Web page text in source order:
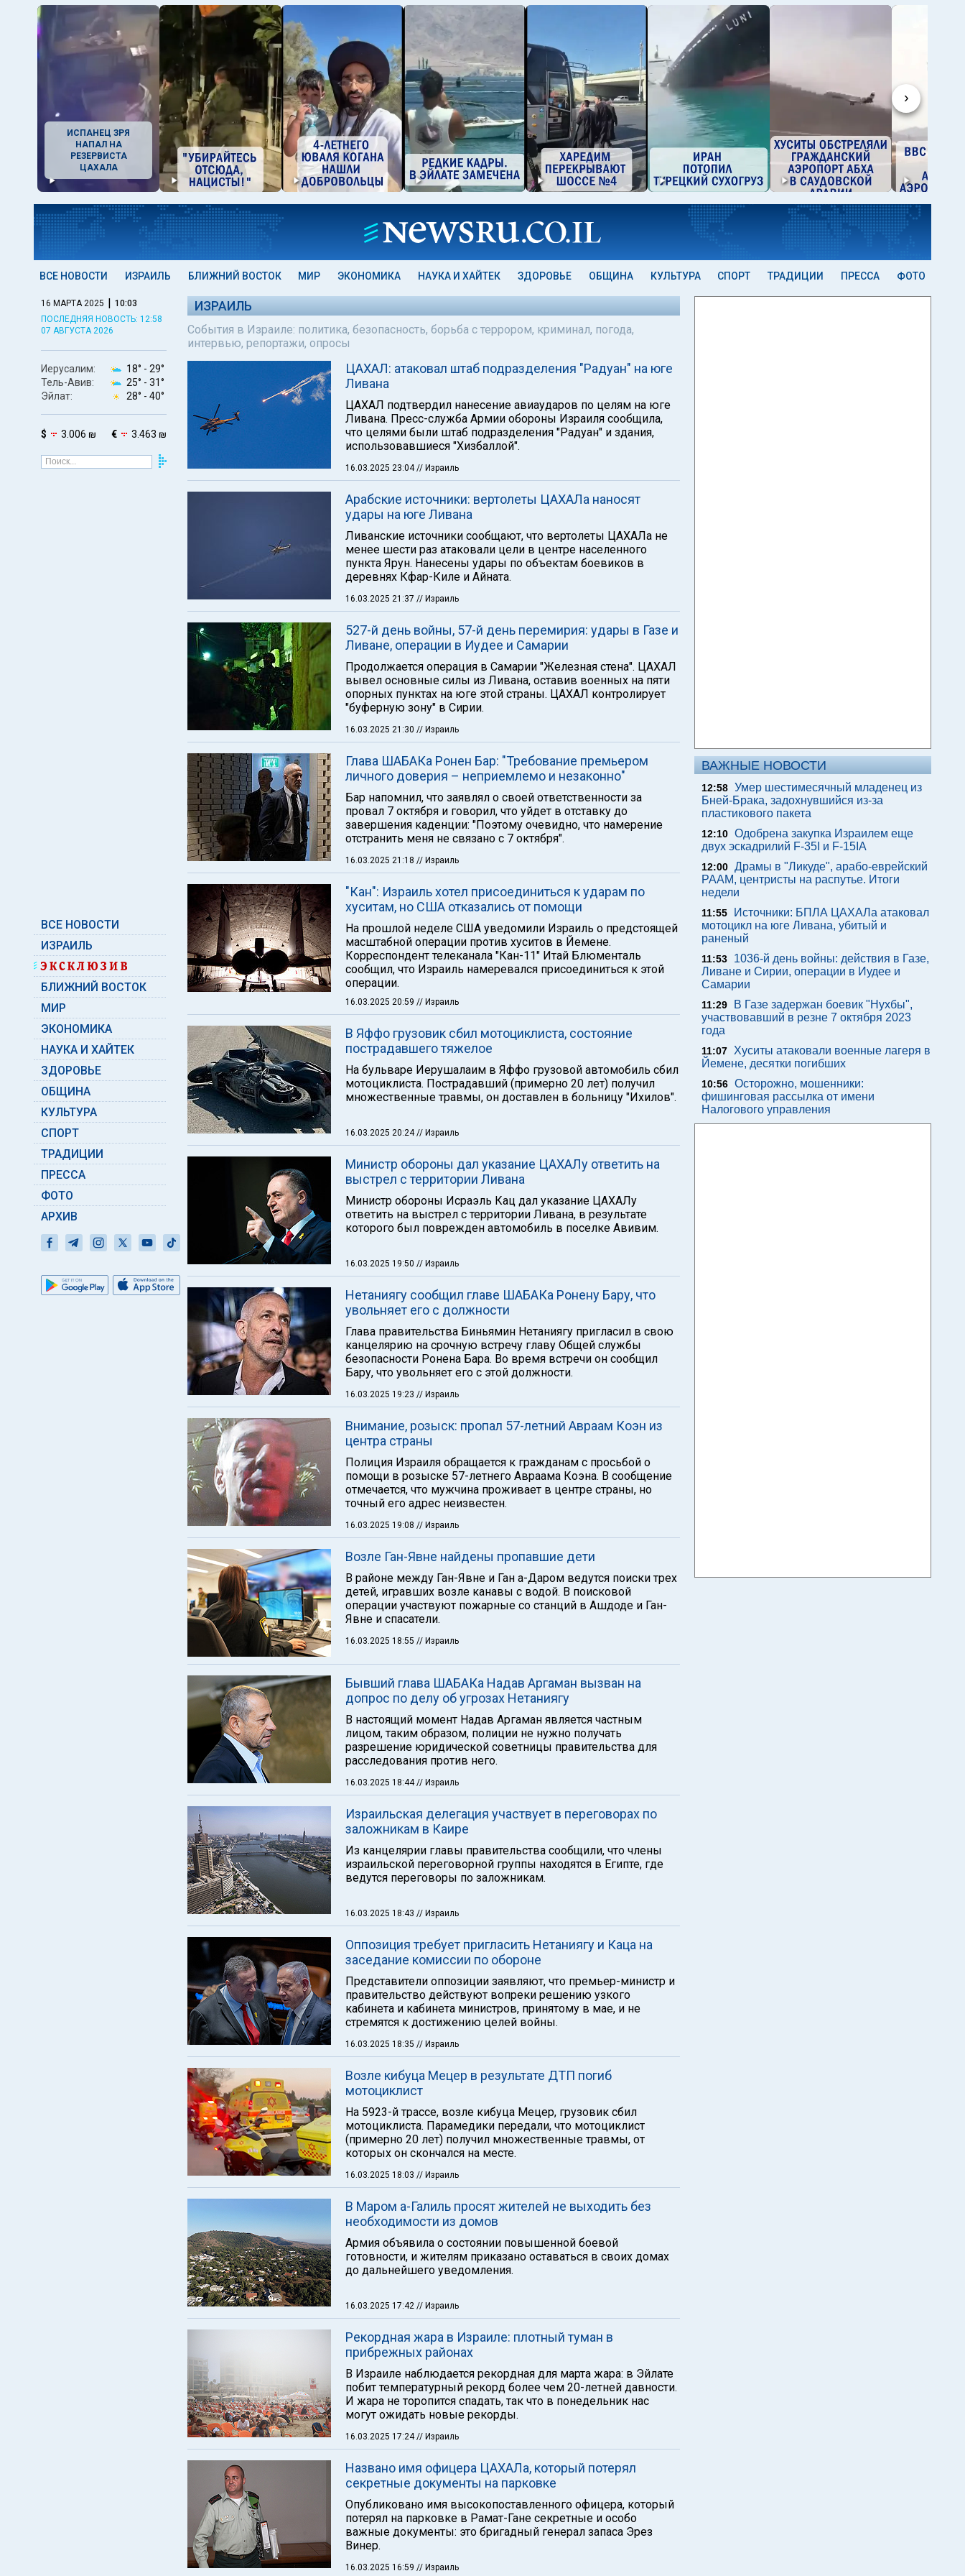
›
ИСПАНЕЦ ЗРЯ
НАПАЛ НА
РЕЗЕРВИСТА
ЦАХАЛА
ВСЕ НОВОСТИ ИЗРАИЛЬ БЛИЖНИЙ ВОСТОК МИР ЭКОНОМИКА НАУКА И ХАЙТЕК ЗДОРОВЬЕ ОБЩИНА КУЛЬТУРА СПОРТ ТРАДИЦИИ ПРЕССА ФОТО
16 МАРТА 2025 | 10:03
ПОСЛЕДНЯЯ НОВОСТЬ: 12:58
07 АВГУСТА 2026
Иерусалим: 18° - 29°
Тель-Авив:
25° - 31°
Эйлат:
28° - 40°
$ 3.006 ₪ € 3.463 ₪
ВСЕ НОВОСТИ
ИЗРАИЛЬ
БЛИЖНИЙ ВОСТОК
МИР
ЭКОНОМИКА
НАУКА И ХАЙТЕК
ЗДОРОВЬЕ
ОБЩИНА
КУЛЬТУРА
СПОРТ
ТРАДИЦИИ
ПРЕССА
ФОТО
АРХИВ
ИЗРАИЛЬ
События в Израиле: политика, безопасность, борьба с террором, криминал, погода,
интервью, репортажи, опросы
ЦАХАЛ: атаковал штаб подразделения "Радуан" на юге
Ливана
ЦАХАЛ подтвердил нанесение авиаударов по целям на юге
Ливана. Пресс-служба Армии обороны Израиля сообщила,
что целями были штаб подразделения "Радуан" и здания,
использовавшиеся "Хизбаллой".
16.03.2025 23:04// Израиль
Арабские источники: вертолеты ЦАХАЛа наносят
удары на юге Ливана
Ливанские источники сообщают, что вертолеты ЦАХАЛа не
менее шести раз атаковали цели в центре населенного
пункта Ярун. Нанесены удары по объектам боевиков в
деревнях Кфар-Киле и Айната.
16.03.2025 21:37 // Израиль
527-й день войны, 57-й день перемирия: удары в Газе и
Ливане, операции в Иудее и Самарии
Продолжается операция в Самарии "Железная стена". ЦАХАЛ
вывел основные силы из Ливана, оставив военных на пяти
опорных пунктах на юге этой страны. ЦАХАЛ контролирует
"буферную зону" в Сирии.
16.03.2025 21:30 // Израиль
Глава ШАБАКа Ронен Бар: "Требование премьером
личного доверия – неприемлемо и незаконно"
Бар напомнил, что заявлял о своей ответственности за
провал 7 октября и говорил, что уйдет в отставку до
завершения каденции: "Поэтому очевидно, что намерение
отстранить меня не связано с 7 октября".
16.03.2025 21:18 // Израиль
"Кан": Израиль хотел присоединиться к ударам по
хуситам, но США отказались от помощи
На прошлой неделе США уведомили Израиль о предстоящей
масштабной операции против хуситов в Йемене.
Корреспондент телеканала "Кан-11" Итай Блюменталь
сообщил, что Израиль намеревался присоединиться к этой
операции.
16.03.2025 20:59 // Израиль
В Яффо грузовик сбил мотоциклиста, состояние
пострадавшего тяжелое
На бульваре Иерушалаим в Яффо грузовой автомобиль сбил
мотоциклиста. Пострадавший (примерно 20 лет) получил
множественные травмы, он доставлен в больницу "Ихилов".
16.03.2025 20:24// Израиль
Министр обороны дал указание ЦАХАЛу ответить на
выстрел с территории Ливана
Министр обороны Исраэль Кац дал указание ЦАХАЛу
ответить на выстрел с территории Ливана, в результате
которого был поврежден автомобиль в поселке Авивим.
16.03.2025 19:50 // Израиль
Нетаниягу сообщил главе ШАБАКа Ронену Бару, что
увольняет его с должности
Глава правительства Биньямин Нетаниягу пригласил в свою
канцелярию на срочную встречу главу Общей службы
безопасности Ронена Бара. Во время встречи он сообщил
Бару, что увольняет его с этой должности.
16.03.2025 19:23 // Израиль
Внимание, розыск: пропал 57-летний Авраам Коэн из
центра страны
Полиция Израиля обращается к гражданам с просьбой о
помощи в розыске 57-летнего Авраама Коэна. В сообщение
отмечается, что мужчина проживает в центре страны, но
точный его адрес неизвестен.
16.03.2025 19:08 // Израиль
Возле Ган-Явне найдены пропавшие дети
В районе между Ган-Явне и Ган а-Даром ведутся поиски трех
детей, игравших возле канавы с водой. В поисковой
операции участвуют пожарные со станций в Ашдоде и Ган-
Явне и спасатели.
16.03.2025 18:55 // Израиль
Бывший глава ШАБАКа Надав Аргаман вызван на
допрос по делу об угрозах Нетаниягу
В настоящий момент Надав Аргаман является частным
лицом, таким образом, полиции не нужно получать
разрешение юридической советницы правительства для
расследования против него.
16.03.2025 18:44// Израиль
Израильская делегация участвует в переговорах по
заложникам в Каире
Из канцелярии главы правительства сообщили, что члены
израильской переговорной группы находятся в Египте, где
ведутся переговоры по заложникам.
16.03.2025 18:43 // Израиль
Оппозиция требует пригласить Нетаниягу и Каца на
заседание комиссии по обороне
Представители оппозиции заявляют, что премьер-министр и
правительство действуют вопреки решению узкого
кабинета и кабинета министров, принятому в мае, и не
стремятся к достижению целей войны.
16.03.2025 18:35 // Израиль
Возле кибуца Мецер в результате ДТП погиб
мотоциклист
На 5923-й трассе, возле кибуца Мецер, грузовик сбил
мотоциклиста. Парамедики передали, что мотоциклист
(примерно 20 лет) получил множественные травмы, от
которых он скончался на месте.
16.03.2025 18:03 // Израиль
В Маром а-Галиль просят жителей не выходить без
необходимости из домов
Армия объявила о состоянии повышенной боевой
готовности, и жителям приказано оставаться в своих домах
до дальнейшего уведомления.
16.03.2025 17:42 // Израиль
Рекордная жара в Израиле: плотный туман в
прибрежных районах
В Израиле наблюдается рекордная для марта жара: в Эйлате
побит температурный рекорд более чем 20-летней давности.
И жара не торопится спадать, так что в понедельник нас
могут ожидать новые рекорды.
16.03.2025 17:24// Израиль
Названо имя офицера ЦАХАЛа, который потерял
секретные документы на парковке
Опубликовано имя высокопоставленного офицера, который
потерял на парковке в Рамат-Гане секретные и особо
важные документы: это бригадный генерал запаса Эрез
Винер.
16.03.2025 16:59 // Израиль
ВАЖНЫЕ НОВОСТИ
12:58 Умер шестимесячный младенец из
Бней-Брака, задохнувшийся из-за
пластикового пакета
12:10 Одобрена закупка Израилем еще
двух эскадрилий F-35I и F-15IA
12:00 Драмы в "Ликуде", арабо-еврейский
РААМ, центристы на распутье. Итоги
недели
11:55
Источники: БПЛА ЦАХАЛа атаковал
мотоцикл на юге Ливана, убитый и
раненый
11:53
1036-й день войны: действия в Газе,
Ливане и Сирии, операции в Иудее и
Самарии
11:29
В Газе задержан боевик "Нухбы",
участвовавший в резне 7 октября 2023
года
11:07
Хуситы атаковали военные лагеря в
Йемене, десятки погибших
10:56 Осторожно, мошенники:
фишинговая рассылка от имени
Налогового управления